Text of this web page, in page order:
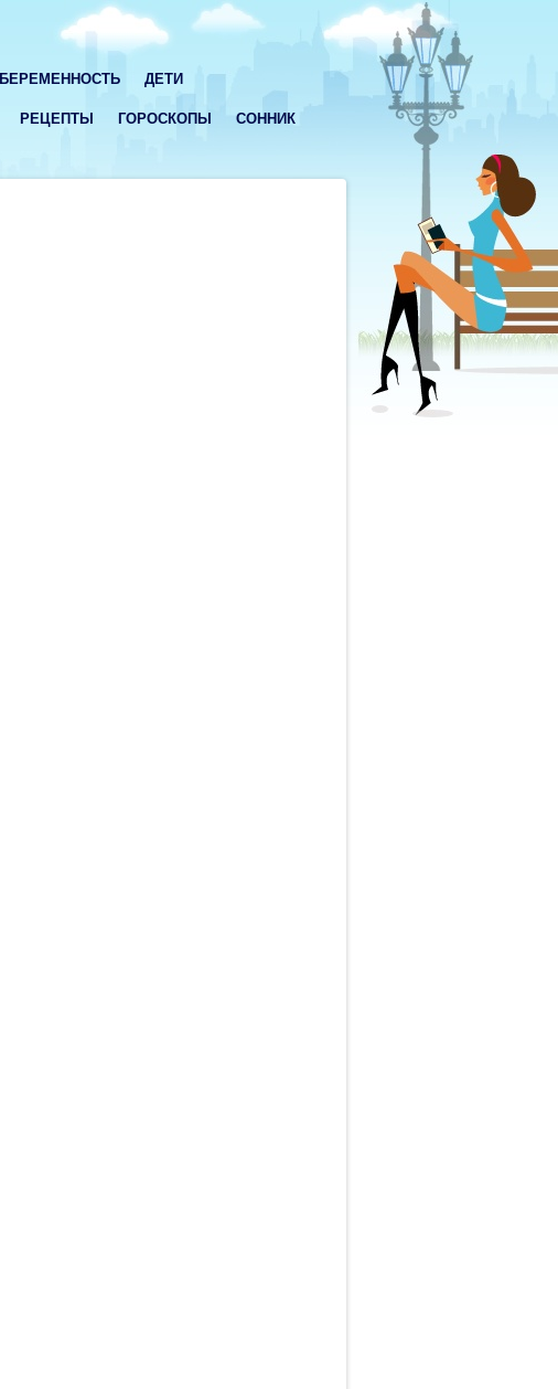
БЕРЕМЕННОСТЬ ДЕТИ
РЕЦЕПТЫ ГОРОСКОПЫ СОННИК